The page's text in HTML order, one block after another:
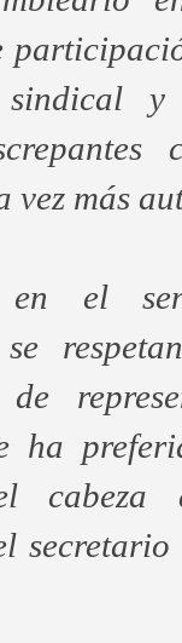
sindical
vez más
el
se
de
ha